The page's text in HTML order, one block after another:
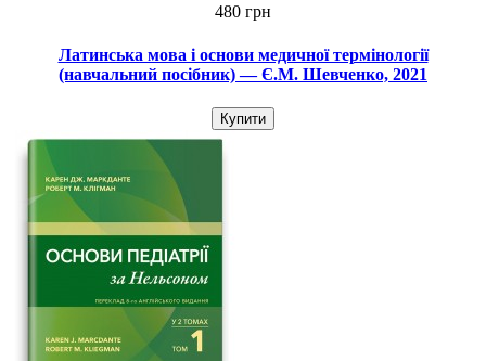
480 грн
Латинська мова і основи медичної термінології
(навчальний посібник) — Є.М. Шевченко, 2021
Купити